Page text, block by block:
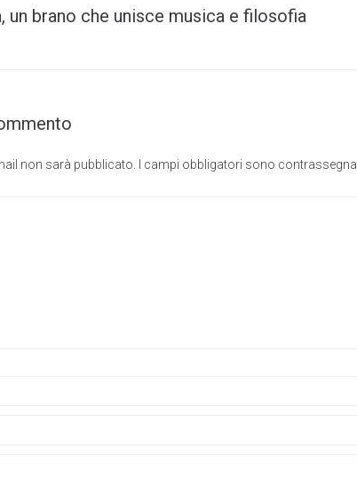
un brano che unisce musica e filosofia
non sarà pubblicato. I campi obbligatori sono